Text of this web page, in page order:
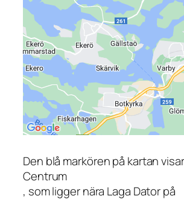
Den blå markören på kartan
Centrum
, som ligger nära Laga Dator på